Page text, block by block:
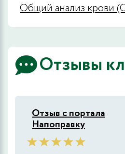
Общий анализ крови
Отзывы
Отзыв с портала
Напоправку